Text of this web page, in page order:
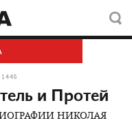
1446
и Протей
НИКОЛАЯ